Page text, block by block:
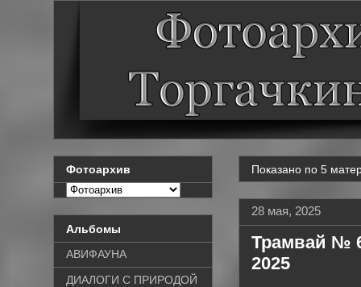
Показано по 5
28 мая, 2025
Трамвай №
2025
Фотоархив
Альбомы
АВИФАУНА
ДИАЛОГИ С ПРИРОДОЙ